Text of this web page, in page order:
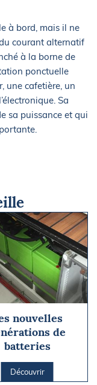
à bord, mais il ne
courant alternatif
à la borne de
ponctuelle
une cafetière, un
Sa
sa puissance et qui
nouvelles
de
batteries
Découvrir